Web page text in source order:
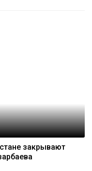
закрывают